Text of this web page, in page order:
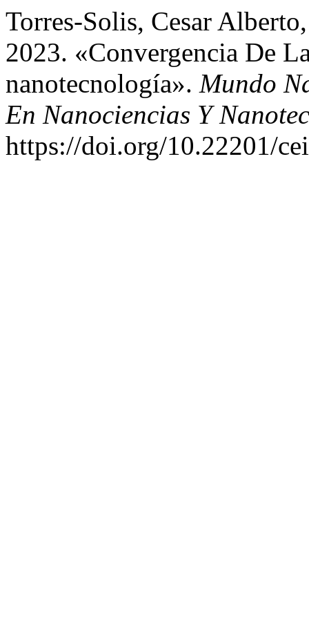
Torres-Solis, Cesar
2023. «Convergencia De
nanotecnología». Mundo
En Nanociencias Y
https://doi.org/10.22201/